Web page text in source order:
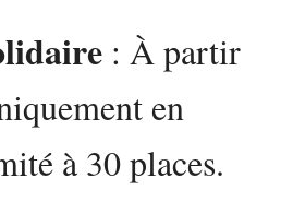
: À partir
en
à 30 places.